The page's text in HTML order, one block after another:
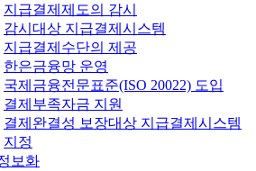
지급결제제도의 감시
감시대상 지급결제시스템
지급결제수단의 제공
한은금융망 운영
국제금융전문표준(ISO 20022) 도입
결제부족자금 지원
결제완결성 보장대상 지급결제시스템
지정
보화